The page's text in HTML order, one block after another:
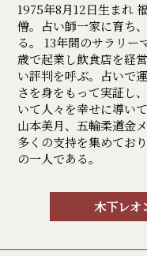
1975年8月12日生まれ
僧。占い師一家に育ち
る。 13年間のサラリー
歳で起業し飲食店を経
い評判を呼ぶ。占いで
さを身をもって実証し
いて人々を幸せに導い
山本美月、五輪柔道金
多くの支持を集めてお
の一人である。
木下レオ